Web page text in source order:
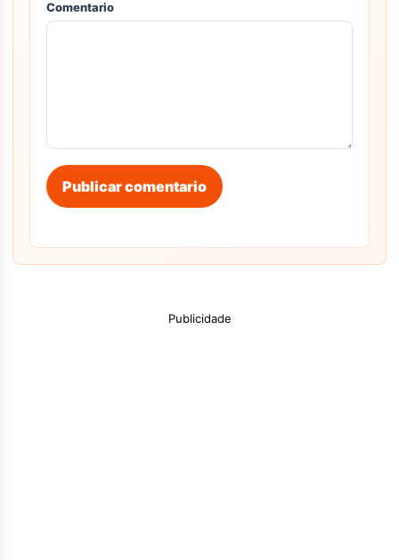
Comentario
Publicar comentario
Publicidade